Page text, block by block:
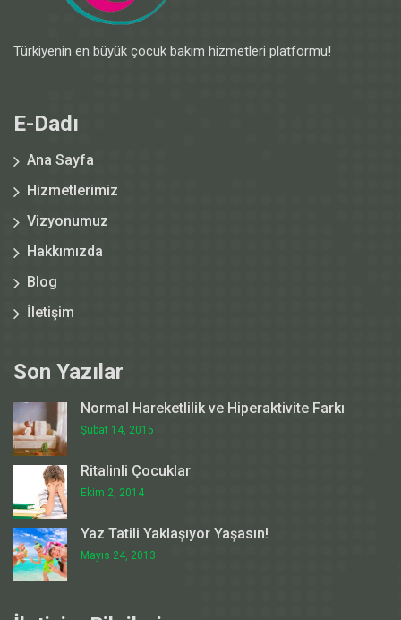
Türkiyenin en büyük çocuk bakım hizmetleri platformu!
E-Dadı
Ana Sayfa
Hizmetlerimiz
Vizyonumuz
Hakkımızda
Blog
İletişim
Son Yazılar
Normal Hareketlilik ve Hiperaktivite Farkı
Şubat 14, 2015
Ritalinli Çocuklar
Ekim 2, 2014
Yaz Tatili Yaklaşıyor Yaşasın!
Mayıs 24, 2013